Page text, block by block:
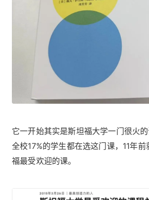
它一开始其实是斯坦福大学一门很火
全校17%的学生都在选这门课，11年
福最受欢迎的课。